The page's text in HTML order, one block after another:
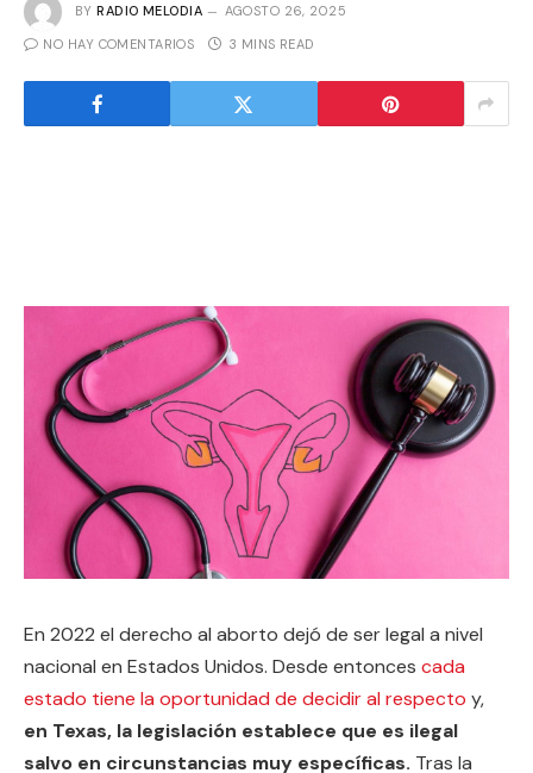
BY RADIO MELODIA AGOSTO 26, 2025
NO HAY COMENTARIOS 3 MINS READ
En 2022 el derecho al aborto dejó de ser legal a nivel
nacional en Estados Unidos. Desde entonces cada
estado tiene la oportunidad de decidir al respecto y,
en Texas, la legislación establece que es ilegal
salvo en circunstancias muy específicas. Tras la